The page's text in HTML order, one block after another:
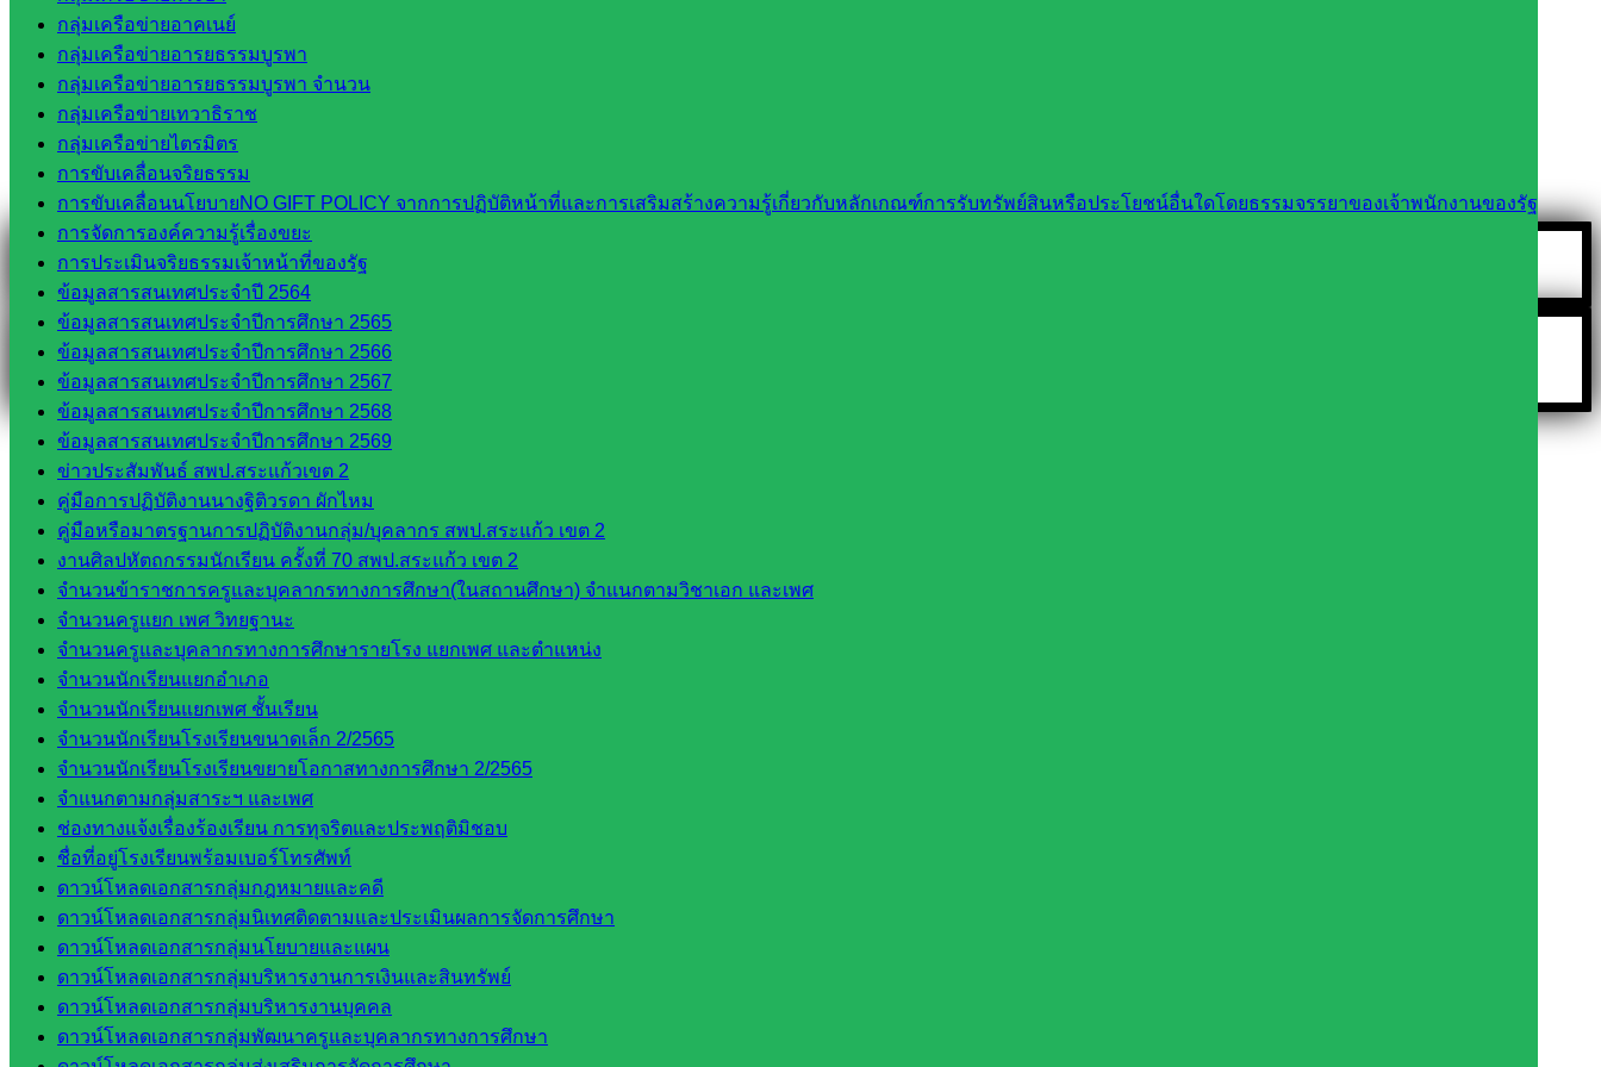
กลุ่มเครือข่ายอาคเนย์
กลุ่มเครือข่ายอารยธรรมบูรพา
กลุ่มเครือข่ายอารยธรรมบูรพา จำนวน
กลุ่มเครือข่ายเทวาธิราช
กลุ่มเครือข่ายไตรมิตร
การขับเคลื่อนจริยธรรม
การขับเคลื่อนนโยบายNO GIFT POLICY จากการปฏิบัติหน้าที่และการเสริมสร้างความรู้เกี่ยวกับหลักเกณฑ์การรับทรัพย์สินหรือประโยชน์อื่นใดโดยธรรมจรรยาของเจ้าพนักงานของรัฐ
การจัดการองค์ความรู้เรื่องขยะ
การประเมินจริยธรรมเจ้าหน้าที่ของรัฐ
ข้อมูลสารสนเทศประจำปี 2564
ข้อมูลสารสนเทศประจำปีการศึกษา 2565
ข้อมูลสารสนเทศประจำปีการศึกษา 2566
ข้อมูลสารสนเทศประจำปีการศึกษา 2567
ข้อมูลสารสนเทศประจำปีการศึกษา 2568
ข้อมูลสารสนเทศประจำปีการศึกษา 2569
ข่าวประสัมพันธ์ สพป.สระแก้วเขต 2
คู่มือการปฏิบัติงานนางฐิติวรดา ผักไหม
คู่มือหรือมาตรฐานการปฏิบัติงานกลุ่ม/บุคลากร สพป.สระแก้ว เขต 2
งานศิลปหัตถกรรมนักเรียน ครั้งที่ 70 สพป.สระแก้ว เขต 2
จำนวนข้าราชการครูและบุคลากรทางการศึกษา(ในสถานศึกษา) จำแนกตามวิชาเอก และเพศ
จำนวนครูแยก เพศ วิทยฐานะ
จำนวนครูและบุคลากรทางการศึกษารายโรง แยกเพศ และตำแหน่ง
จำนวนนักเรียนแยกอำเภอ
จำนวนนักเรียนแยกเพศ ชั้นเรียน
จำนวนนักเรียนโรงเรียนขนาดเล็ก 2/2565
จำนวนนักเรียนโรงเรียนขยายโอกาสทางการศึกษา 2/2565
จำแนกตามกลุ่มสาระฯ และเพศ
ช่องทางแจ้งเรื่องร้องเรียน การทุจริตและประพฤติมิชอบ
ชื่อที่อยู่โรงเรียนพร้อมเบอร์โทรศัพท์
ดาวน์โหลดเอกสารกลุ่มกฎหมายและคดี
ดาวน์โหลดเอกสารกลุ่มนิเทศติดตามและประเมินผลการจัดการศึกษา
ดาวน์โหลดเอกสารกลุ่มนโยบายและแผน
ดาวน์โหลดเอกสารกลุ่มบริหารงานการเงินและสินทรัพย์
ดาวน์โหลดเอกสารกลุ่มบริหารงานบุคคล
ดาวน์โหลดเอกสารกลุ่มพัฒนาครูและบุคลากรทางการศึกษา
Messenger
Facebook